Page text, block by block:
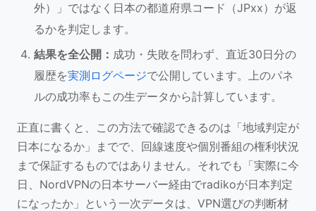
外）」ではなく日本の都道府県コード（JPxx）が返
るかを判定します。
結果を全公開： 成功・失敗を問わず、直近30日分の
履歴を実測ログページで公開しています。上のパネ
ルの成功率もこの生データから計算しています。
正直に書くと、この方法で確認できるのは「地域判定が
日本になるか」までで、回線速度や個別番組の権利状況
まで保証するものではありません。それでも「実際に今
日、NordVPNの日本サーバー経由でradikoが日本判定
になったか」という一次データは、VPN選びの判断材